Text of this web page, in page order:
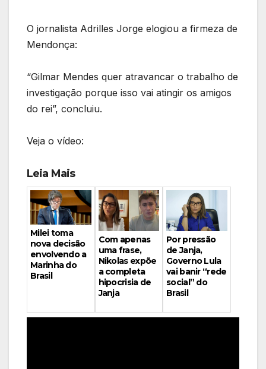
O jornalista Adrilles Jorge elogiou a firmeza de
Mendonça:
“Gilmar Mendes quer atravancar o trabalho de
investigação porque isso vai atingir os amigos
do rei”, concluiu.
Veja o vídeo:
Leia Mais
Milei toma
nova decisão
envolvendo a
Marinha do
Brasil
Com apenas
uma frase,
Nikolas expõe
a completa
hipocrisia de
Janja
Por pressão
de Janja,
Governo Lula
vai banir “rede
social” do
Brasil